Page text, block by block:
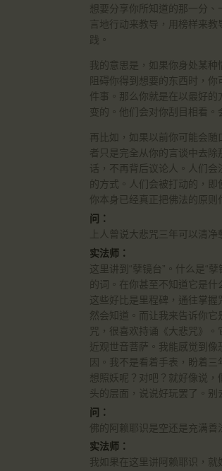
想要分享你所知道的那一分
言地行动来教导，用榜样来
践。
我的意思是，如果你身处某种
阻碍你得到想要的东西时，
件事。那么你就是在以最好
变的。他们会对你刮目相看。
再比如，如果以前你可能会
者只是完全从你的言谈中去
话，不再背后议论人。人们
的方式。人们会被打动的，
你本身已经真正把佛法的原则
问：
上人曾说大悲咒三年可以清
实法师：
这里讲到“孽镜台”。什么是“
的词。在你甚至不知道它是
这些好比是里程碑，通往掌
然会知道。而让我来告诉你
咒，很喜欢持诵《大悲咒》
近观世音菩萨。我能感觉到
因。我不是看着手表，盼着
想照妖呢？对吧？就好像说
头的层面，说说好玩罢了。别
问：
佛的阿赖耶识是空还是充满善
实法师：
我如果在这里讲阿赖耶识，